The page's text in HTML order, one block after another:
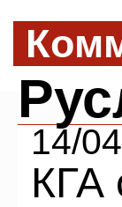
14/
КГА